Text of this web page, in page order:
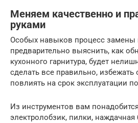
Меняем качественно и
руками
Особых навыков процесс замены
предварительно выяснить, как
кухонного гарнитура, будет
сделать все правильно,
повлиять на срок эксплуатации
Из инструментов вам
электролобзик, пилки, наждачная